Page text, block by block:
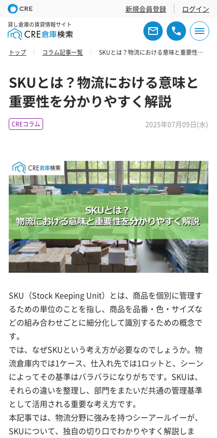
新規会員登録 ログイン
貸し倉庫の賃貸情報サイト
トップ コラム記事一覧 SKUとは？物流における意味と重要性を分かりやすく解説
SKUとは？物流における意味と
重要性を分かりやすく解説
CREコラム 2025年07月09日(水)
SKU（Stock Keeping Unit）とは、商品を個別に管理す
るための単位のことを指し、商品を品番・色・サイズな
どの組み合わせごとに細分化して識別するための概念で
す。
では、なぜSKUという考え方が必要なのでしょうか。物
流倉庫内では1ケース、仕入れ先では1ロットと、シーン
によってその基準はバラバラになりがちです。SKUは、
それらの違いを整理し、部門をまたいだ共通の管理基準
として活用される重要な考え方です。
本記事では、物流分野に強みを持つシーアールイーが、
SKUについて、独自の切り口でわかりやすく解説しま